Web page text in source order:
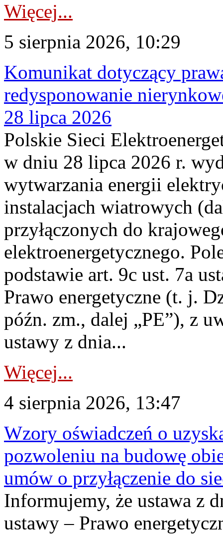
Więcej...
5 sierpnia 2026, 10:29
Komunikat dotyczący
redysponowanie
28 lipca 2026
Polskie Sieci
w dniu 28 lipca 2026 r.
wytwarzania energii
instalacjach wiatrowych
przyłączonych do
elektroenergetycznego.
podstawie art. 9c ust. 7a
Prawo energetyczne (t. j.
późn. zm., dalej „PE”), z
ustawy z dnia...
Więcej...
4 sierpnia 2026, 13:47
Wzory oświadczeń o
pozwoleniu na budowę
umów o przyłączenie do
Informujemy, że ustawa z
ustawy – Prawo